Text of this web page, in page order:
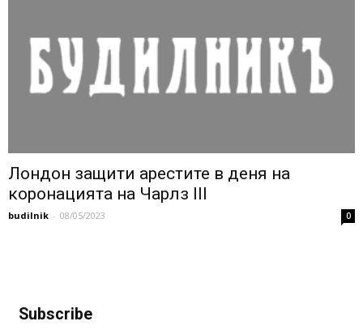
Лондон защити арестите в деня на
коронацията на Чарлз III
budilnik - 08/05/2023 0
Subscribe